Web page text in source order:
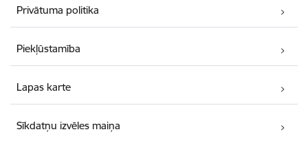
Privātuma politika
Piekļūstamība
Lapas karte
Sīkdatņu izvēles maiņa